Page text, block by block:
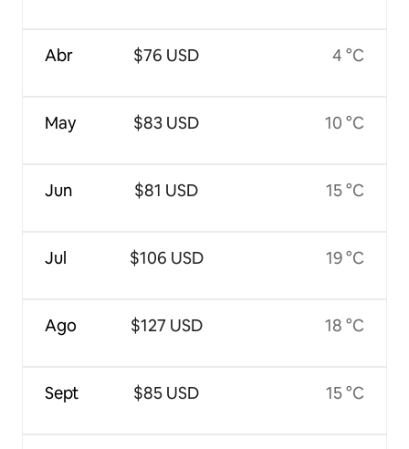
Abr
May
Jun
Jul
Ago
Sept
$76 USD
$83 USD
$81 USD
$106 USD
$127 USD
$85 USD
4 °C
10 °C
15 °C
19 °C
18 °C
15 °C